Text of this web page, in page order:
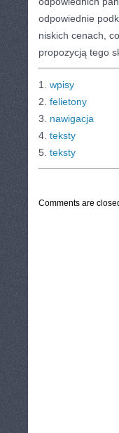
odpowiednie
niskich cenach,
propozycją tego
1. wpisy
2. felietony
3. nawigacja
4. teksty
5. teksty
Comments are